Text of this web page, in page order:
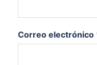
Correo electrónico